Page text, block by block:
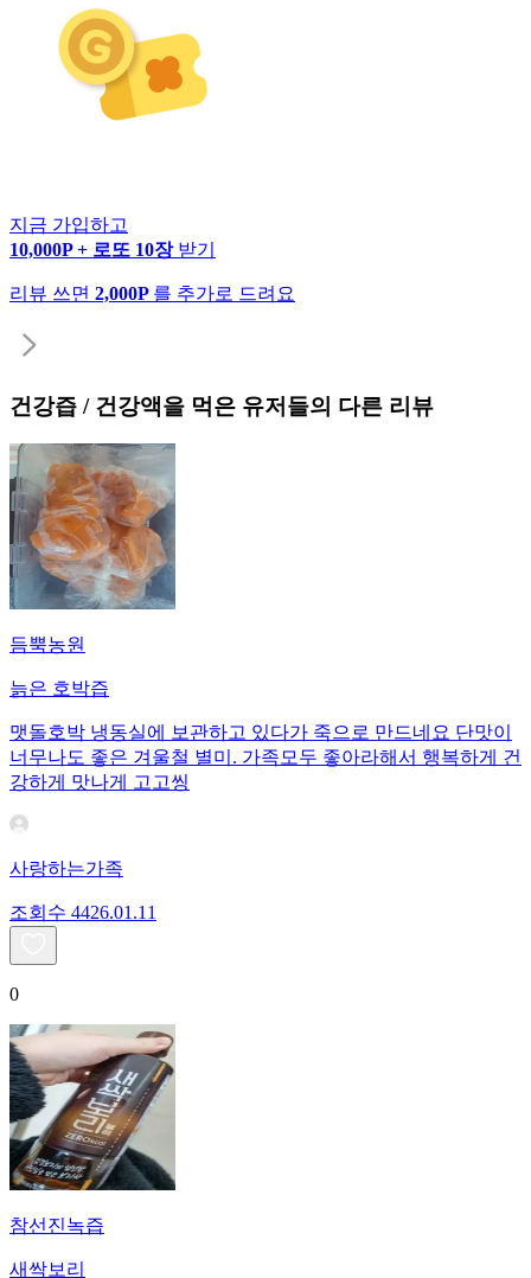
지금 가입하고
10,000P + 로또 10장 받기
리뷰 쓰면 2,000P 를 추가로 드려요
건강즙 / 건강액을 먹은 유저들의 다른 리뷰
듬뿍농원
늙은 호박즙
맷돌호박 냉동실에 보관하고 있다가 죽으로 만드네요 단맛이
너무나도 좋은 겨울철 별미. 가족모두 좋아라해서 행복하게 건
강하게 맛나게 고고씽
사랑하는가족
조회수 4426.01.11
0
참선진녹즙
새싹보리